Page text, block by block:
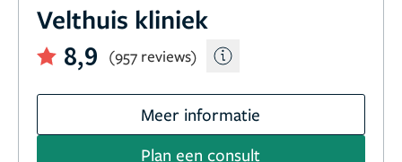
Velthuis kliniek
8,9
(957 reviews)
Meer informatie
Plan een consult